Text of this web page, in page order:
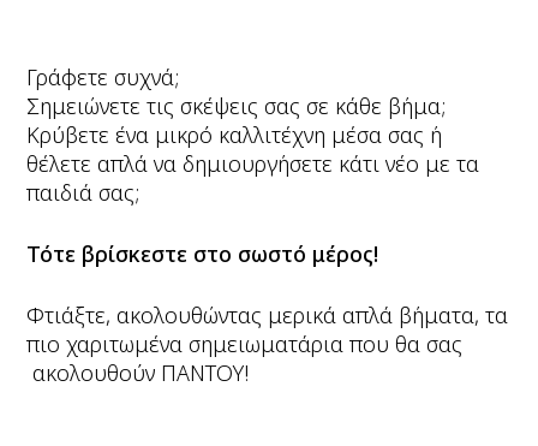
Γράφετε συχνά;
Σημειώνετε τις σκέψεις σας σε κάθε βήμα;
Κρύβετε ένα μικρό καλλιτέχνη μέσα σας ή
θέλετε απλά να δημιουργήσετε κάτι νέο με τα
παιδιά σας;
Τότε βρίσκεστε στο σωστό μέρος!
Φτιάξτε, ακολουθώντας μερικά απλά βήματα, τα
πιο χαριτωμένα σημειωματάρια που θα σας
ακολουθούν ΠΑΝΤΟΥ!